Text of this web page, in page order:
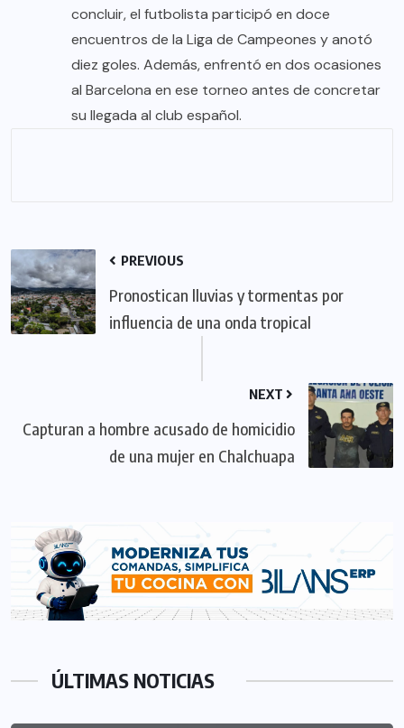
concluir, el futbolista participó en doce
encuentros de la Liga de Campeones y anotó
diez goles. Además, enfrentó en dos ocasiones
al Barcelona en ese torneo antes de concretar
su llegada al club español.
PREVIOUS
Pronostican lluvias y tormentas por
influencia de una onda tropical
NEXT
Capturan a hombre acusado de homicidio
de una mujer en Chalchuapa
ÚLTIMAS NOTICIAS